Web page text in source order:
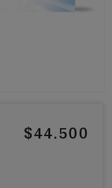
Precio habitual
$44.500